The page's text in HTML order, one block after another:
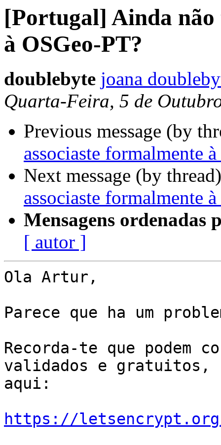
[Portugal] Ainda não
à OSGeo-PT?
doublebyte joana
Quarta-Feira, 5 de
Previous message (by
associaste formalmente
Next message (by
associaste formalmente
Mensagens ordenadas
[ autor ]
Ola Artur,
Parece que ha um
Recorda-te que podem
validados e gratuitos,
aqui:
https://